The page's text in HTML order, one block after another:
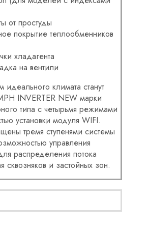
от простуды
покрытие теплообменников
хладагента
на вентили
климата станут
INVERTER NEW марки
типа с четырьмя режимами
установки модуля WIFI.
тремя ступенями системы
управления
распределения потока
сквозняков и застойных зон.